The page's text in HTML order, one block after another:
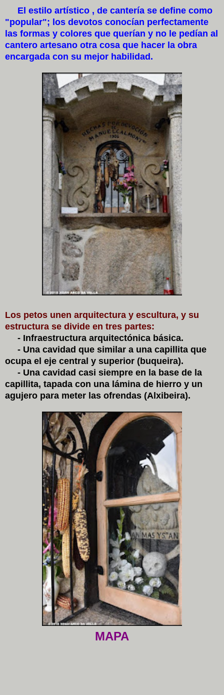
El estilo artístico , de cantería se define como
"popular"; los devotos conocían perfectamente
las formas y colores que querían y no le pedían al
cantero artesano otra cosa que hacer la obra
encargada con su mejor habilidad.
Los petos unen arquitectura y escultura, y su
estructura se divide en tres partes:
- Infraestructura arquitectónica básica.
- Una cavidad que similar a una capillita que
ocupa el eje central y superior (buqueira).
- Una cavidad casi siempre en la base de la
capillita, tapada con una lámina de hierro y un
agujero para meter las ofrendas (Alxibeira).
MAPA